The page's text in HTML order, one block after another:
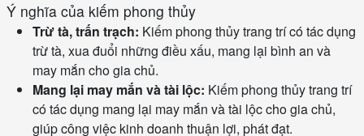
#Anime #AnimeVN
#Otakul #BBCOSPLAY
#Cosplay
#TrendAnime
Ý nghĩa của kiếm phong thủy
Trừ tà, trấn trạch: Kiếm phong thủy trang trí có tác dụng
trừ tà, xua đuổi những điều xấu, mang lại bình an và
may mắn cho gia chủ.
Mang lại may mắn và tài lộc: Kiếm phong thủy trang trí
có tác dụng mang lại may mắn và tài lộc cho gia chủ,
giúp công việc kinh doanh thuận lợi, phát đạt.